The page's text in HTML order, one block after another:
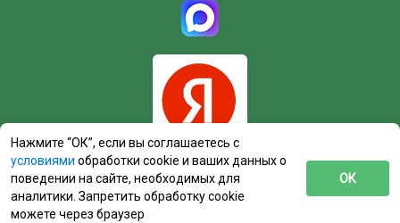
Нажмите “ОК”, если вы соглашаетесь с
условиями обработки cookie и ваших данных о
поведении на сайте, необходимых для
аналитики. Запретить обработку cookie
можете через браузер
ОК